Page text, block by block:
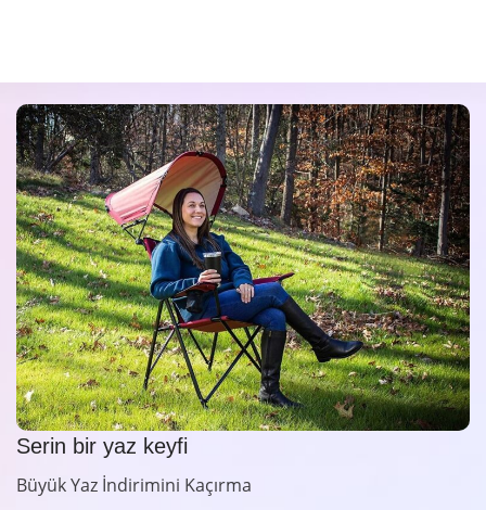
Serin bir yaz keyfi
Büyük Yaz İndirimini Kaçırma